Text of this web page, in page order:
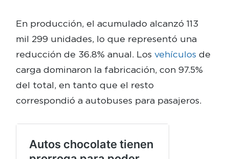
En producción, el acumulado alcanzó 113
mil 299 unidades, lo que representó una
reducción de 36.8% anual. Los vehículos de
carga dominaron la fabricación, con 97.5%
del total, en tanto que el resto
correspondió a autobuses para pasajeros.